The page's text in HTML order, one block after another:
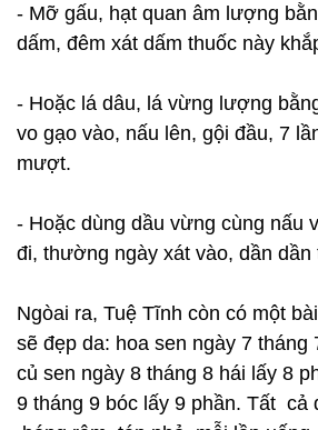
- Mỡ gấu, hạt quan âm lượng
dấm, đêm xát dấm thuốc này
- Hoặc lá dâu, lá vừng lượng
vo gạo vào, nấu lên, gội đầu, 7
mượt.
- Hoặc dùng dầu vừng cùng nấu
đi, thường ngày xát vào, dần dần
Ngòai ra, Tuệ Tĩnh còn có một
sẽ đẹp da: hoa sen ngày 7 tháng
củ sen ngày 8 tháng 8 hái lấy 8
9 tháng 9 bóc lấy 9 phần. Tất cả